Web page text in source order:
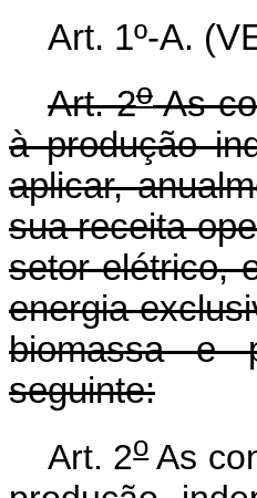
Art. 1º-A.
Art. 2oAs
à produção
aplicar,
sua receita
setor elétrico,
energia
biomassa e
seguinte:
Art. 2oAs